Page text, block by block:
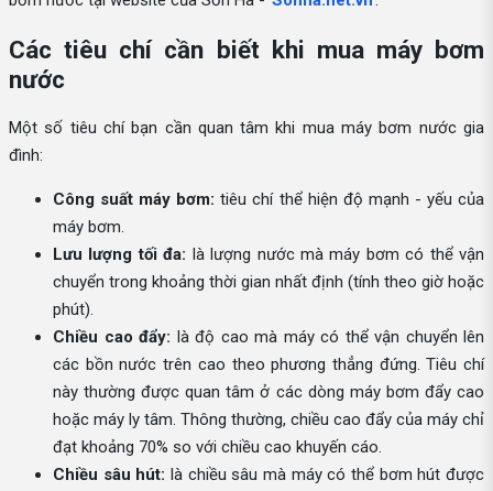
Các tiêu chí cần biết khi mua máy bơm
nước
Một số tiêu chí bạn cần quan tâm khi mua máy bơm nước gia
đình:
Công suất máy bơm: tiêu chí thể hiện độ mạnh - yếu của
máy bơm.
Lưu lượng tối đa: là lượng nước mà máy bơm có thể vận
chuyển trong khoảng thời gian nhất định (tính theo giờ hoặc
phút).
Chiều cao đẩy: là độ cao mà máy có thể vận chuyển lên
các bồn nước trên cao theo phương thẳng đứng. Tiêu chí
này thường được quan tâm ở các dòng máy bơm đẩy cao
hoặc máy ly tâm. Thông thường, chiều cao đẩy của máy chỉ
đạt khoảng 70% so với chiều cao khuyến cáo.
Chiều sâu hút: là chiều sâu mà máy có thể bơm hút được